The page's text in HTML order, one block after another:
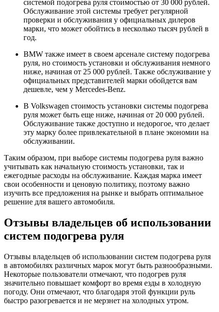
системой подогрева руля стоимостью от 30 000 рублей.
Обслуживание этой системы требует регулярной
проверки и обслуживания у официальных дилеров
марки, что может обойтись в несколько тысяч рублей в
год.
BMW также имеет в своем арсенале систему подогрева
руля, но стоимость установки и обслуживания немного
ниже, начиная от 25 000 рублей. Также обслуживание у
официальных представителей марки обойдется вам
дешевле, чем у Mercedes-Benz.
В Volkswagen стоимость установки системы подогрева
руля может быть еще ниже, начиная от 20 000 рублей.
Обслуживание также доступно и недорогое, что делает
эту марку более привлекательной в плане экономии на
обслуживании.
Таким образом, при выборе системы подогрева руля важно
учитывать как начальную стоимость установки, так и
ежегодные расходы на обслуживание. Каждая марка имеет
свои особенности и ценовую политику, поэтому важно
изучить все предложения на рынке и выбрать оптимальное
решение для вашего автомобиля.
Отзывы владельцев об использовании
систем подогрева руля
Отзывы владельцев об использовании систем подогрева руля
в автомобилях различных марок могут быть разнообразными.
Некоторые пользователи отмечают, что подогрев руля
значительно повышает комфорт во время езды в холодную
погоду. Они отмечают, что благодаря этой функции руль
быстро разогревается и не мерзнет на холодных утром.